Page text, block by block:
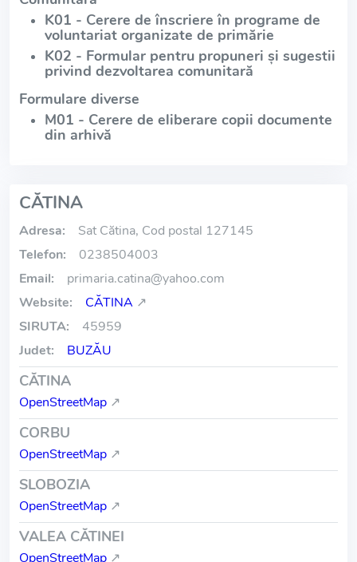
K01 - Cerere de înscriere în programe de
voluntariat organizate de primărie
K02 - Formular pentru propuneri și sugestii
privind dezvoltarea comunitară
Formulare diverse
M01 - Cerere de eliberare copii documente
din arhivă
CĂTINA
Adresa:
Sat Cătina, Cod postal 127145
Telefon:
0238504003
Email:
primaria.catina@yahoo.com
Website:
CĂTINA ↗
SIRUTA:
45959
Judet:
BUZĂU
CĂTINA
OpenStreetMap ↗
CORBU
OpenStreetMap ↗
SLOBOZIA
OpenStreetMap ↗
VALEA CĂTINEI
OpenStreetMap ↗